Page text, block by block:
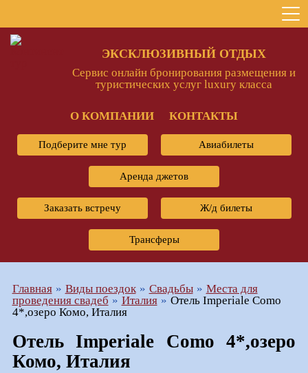
ЭКСКЛЮЗИВНЫЙ ОТДЫХ
Сервис онлайн бронирования размещения и
туристических услуг luxury класса
О КОМПАНИИ КОНТАКТЫ
Подберите мне тур Авиабилеты
Аренда джетов
Заказать встречу Ж/д билеты
Трансферы
Главная Виды поездок Свадьбы
Места для
проведения свадеб
Италия
Отель Imperiale Como
4*,озеро Комо, Италия
Отель Imperiale Como 4*,озеро
Комо, Италия